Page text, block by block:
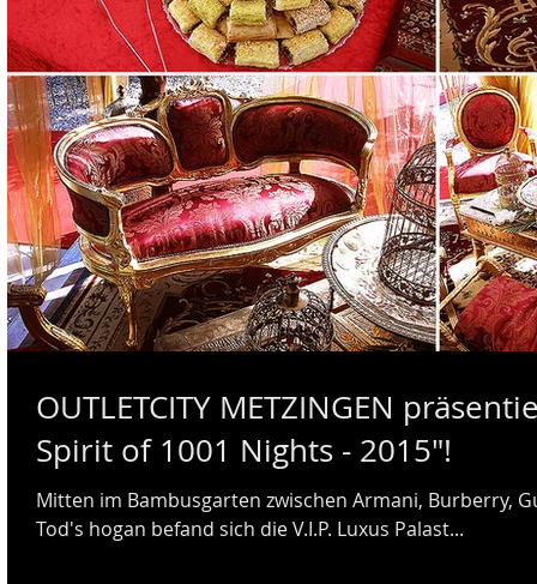
OUTLETCITY METZINGEN präsentierte "Oriental Night - The
Spirit of 1001 Nights - 2015"!
Mitten im Bambusgarten zwischen Armani, Burberry,
Tod's hogan befand sich die V.I.P. Luxus Palast...